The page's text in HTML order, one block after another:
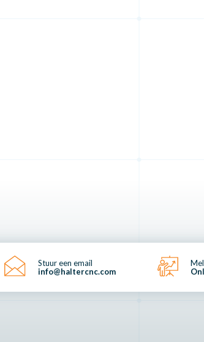
Stuur een email
info@haltercnc.com